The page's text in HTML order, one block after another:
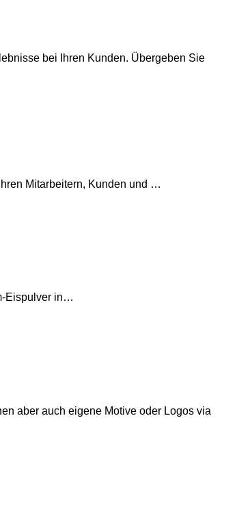
bei Ihren Kunden. Übergeben Sie
Mitarbeitern, Kunden und …
Eispulver in…
aber auch eigene Motive oder Logos via